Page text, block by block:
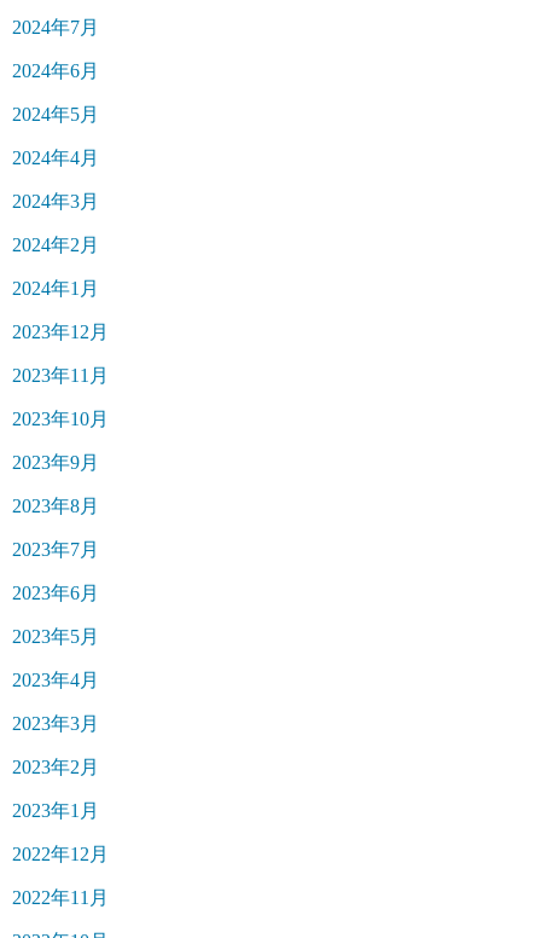
2024年7月
2024年6月
2024年5月
2024年4月
2024年3月
2024年2月
2024年1月
2023年12月
2023年11月
2023年10月
2023年9月
2023年8月
2023年7月
2023年6月
2023年5月
2023年4月
2023年3月
2023年2月
2023年1月
2022年12月
2022年11月